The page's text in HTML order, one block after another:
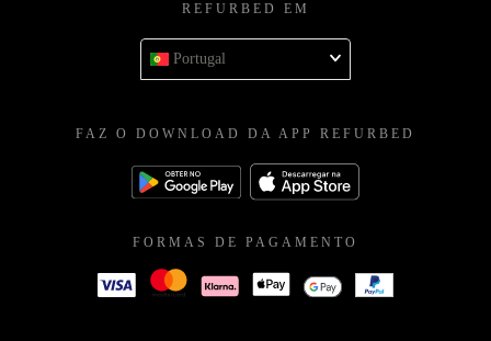
REFURBED EM
Portugal
FAZ O DOWNLOAD DA APP REFURBED
FORMAS DE PAGAMENTO